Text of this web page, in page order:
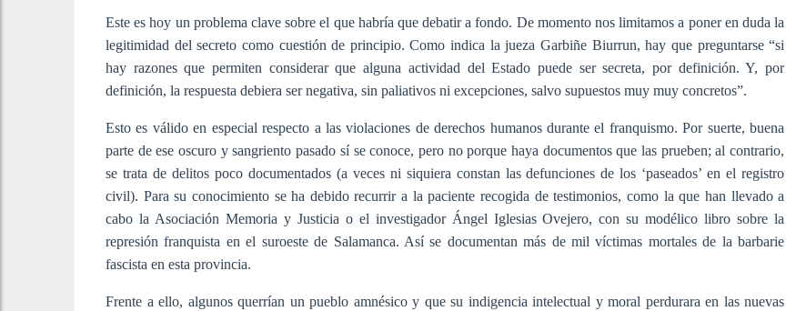
Este es hoy un problema clave sobre el que habría que debatir a fondo. De momento nos limitamos a poner en duda la
legitimidad del secreto como cuestión de principio. Como indica la jueza Garbiñe Biurrun, hay que preguntarse “si
hay razones que permiten considerar que alguna actividad del Estado puede ser secreta, por definición. Y, por
definición, la respuesta debiera ser negativa, sin paliativos ni excepciones, salvo supuestos muy muy concretos”.
Esto es válido en especial respecto a las violaciones de derechos humanos durante el franquismo. Por suerte, buena
parte de ese oscuro y sangriento pasado sí se conoce, pero no porque haya documentos que las prueben; al contrario,
se trata de delitos poco documentados (a veces ni siquiera constan las defunciones de los ‘paseados’ en el registro
civil). Para su conocimiento se ha debido recurrir a la paciente recogida de testimonios, como la que han llevado a
cabo la Asociación Memoria y Justicia o el investigador Ángel Iglesias Ovejero, con su modélico libro sobre la
represión franquista en el suroeste de Salamanca. Así se documentan más de mil víctimas mortales de la barbarie
fascista en esta provincia.
Frente a ello, algunos querrían un pueblo amnésico y que su indigencia intelectual y moral perdurara en las nuevas